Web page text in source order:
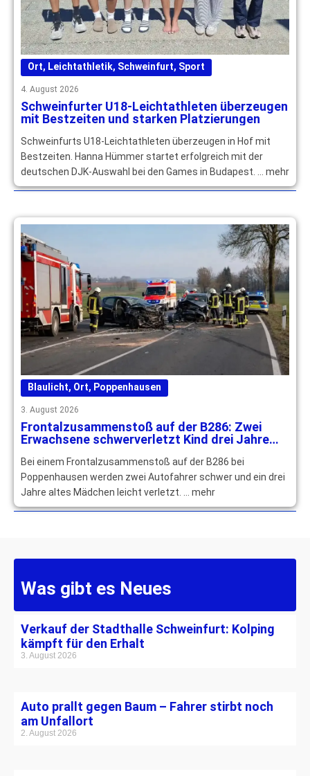
Ort, Leichtathletik, Schweinfurt, Sport
4. August 2026
Schweinfurter U18-Leichtathleten überzeugen
mit Bestzeiten und starken Platzierungen
Schweinfurts U18-Leichtathleten überzeugen in Hof mit
Bestzeiten. Hanna Hümmer startet erfolgreich mit der
deutschen DJK-Auswahl bei den Games in Budapest. … mehr
Blaulicht, Ort, Poppenhausen
3. August 2026
Frontalzusammenstoß auf der B286: Zwei
Erwachsene schwerverletzt Kind drei Jahre
Bei einem Frontalzusammenstoß auf der B286 bei
Poppenhausen werden zwei Autofahrer schwer und ein drei
Jahre altes Mädchen leicht verletzt. … mehr
Was gibt es Neues
Verkauf der Stadthalle Schweinfurt: Kolping
kämpft für den Erhalt
3. August 2026
Auto prallt gegen Baum – Fahrer stirbt noch
am Unfallort
2. August 2026